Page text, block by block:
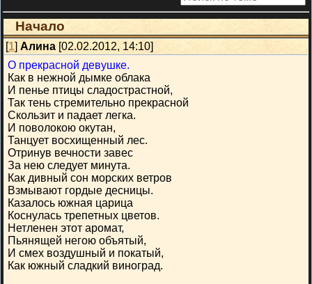
Начало
[1] Алина [02.02.2012, 14:10]
О прекрасной девушке.
Как в нежной дымке облака
И пенье птицы сладострастной,
Так тень стремительно прекрасной
Скользит и падает легка.
И поволокою окутан,
Танцует восхищенный лес.
Отринув вечности завес
За нею следует минута.
Как дивный сон морских ветров
Взмывают гордые десницы.
Казалось южная царица
Коснулась трепетных цветов.
Нетленен этот аромат,
Пьянящей негою объятый,
И смех воздушный и покатый,
Как южный сладкий виноград.